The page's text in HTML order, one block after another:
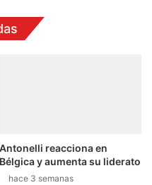
Antonelli reacciona en
Bélgica y aumenta su liderato
hace 3 semanas